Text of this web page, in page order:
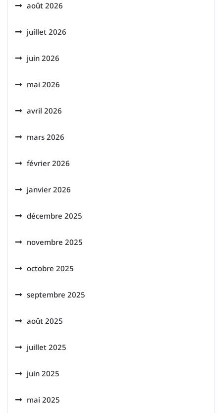
août 2026
juillet 2026
juin 2026
mai 2026
avril 2026
mars 2026
février 2026
janvier 2026
décembre 2025
novembre 2025
octobre 2025
septembre 2025
août 2025
juillet 2025
juin 2025
mai 2025